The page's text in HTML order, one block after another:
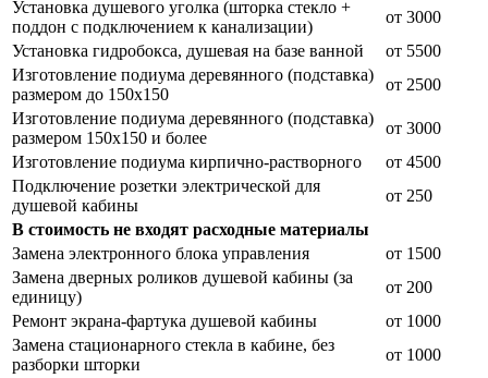
Установка душевого уголка (шторка стекло +
поддон с подключением к канализации)
от 3000
Установка гидробокса, душевая на базе ванной
от 5500
Изготовление подиума деревянного (подставка)
размером до 150х150
от 2500
Изготовление подиума деревянного (подставка)
размером 150х150 и более
от 3000
Изготовление подиума кирпично-растворного
от 4500
Подключение розетки электрической для
душевой кабины
от 250
В стоимость не входят расходные материалы
Замена электронного блока управления
от 1500
Замена дверных роликов душевой кабины (за
единицу)
от 200
Ремонт экрана-фартука душевой кабины
от 1000
Замена стационарного стекла в кабине, без
разборки шторки
от 1000